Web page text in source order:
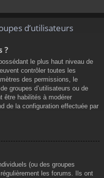
d’utilisateurs
?
le plus haut niveau de
contrôler toutes les
des permissions, le
groupes d’utilisateurs ou de
être habilités à modérer
de la configuration effectuée par
(ou des groupes
les forums. Ils ont